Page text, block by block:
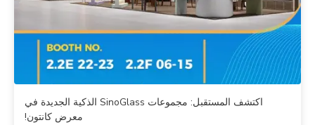
اكتشف المستقبل: مجموعات SinoGlass الذكية الجديدة في
معرض كانتون!